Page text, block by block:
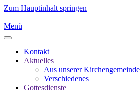
Zum Hauptinhalt springen
Menü
Kontakt
Aktuelles
Aus unserer Kirchengemeinde
Verschiedenes
Gottesdienste